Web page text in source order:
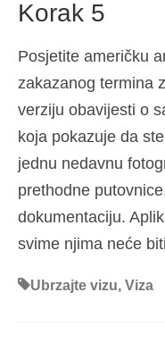
Korak 5
Posjetite američku
zakazanog termina
verziju obavijesti o
koja pokazuje da
jednu nedavnu
prethodne
dokumentaciju.
svime njima neće
Ubrzajte vizu, Viza